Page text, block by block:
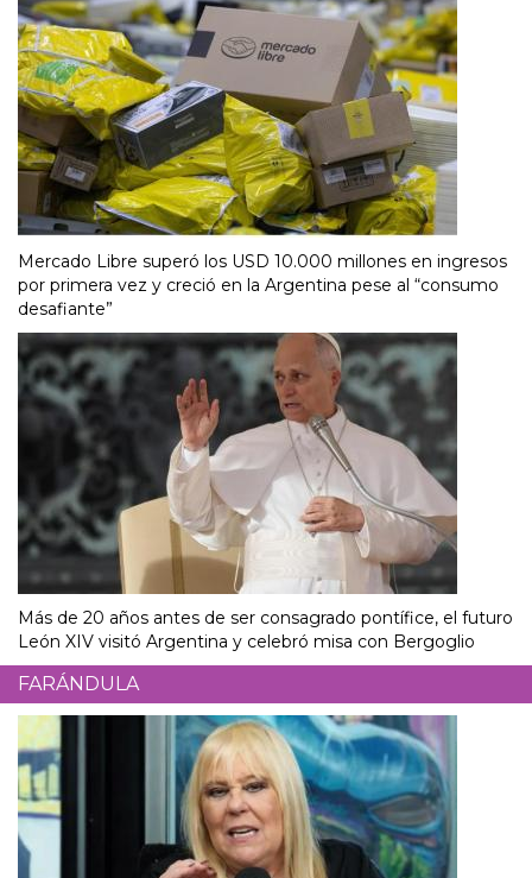
Mercado Libre superó los USD 10.000 millones en ingresos
por primera vez y creció en la Argentina pese al “consumo
desafiante”
Más de 20 años antes de ser consagrado pontífice, el futuro
León XIV visitó Argentina y celebró misa con Bergoglio
FARÁNDULA